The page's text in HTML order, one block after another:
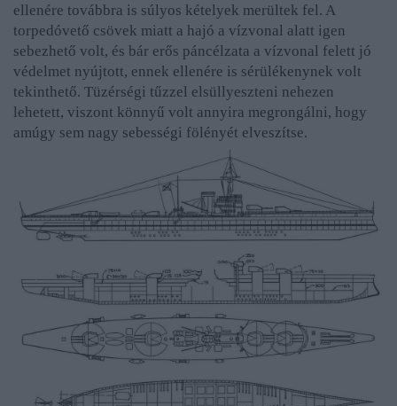
ellenére továbbra is súlyos kételyek merültek fel. A
torpedóvető csövek miatt a hajó a vízvonal alatt igen
sebezhető volt, és bár erős páncélzata a vízvonal felett jó
védelmet nyújtott, ennek ellenére is sérülékenynek volt
tekinthető. Tüzérségi tűzzel elsüllyeszteni nehezen
lehetett, viszont könnyű volt annyira megrongálni, hogy
amúgy sem nagy sebességi fölényét elveszítse.